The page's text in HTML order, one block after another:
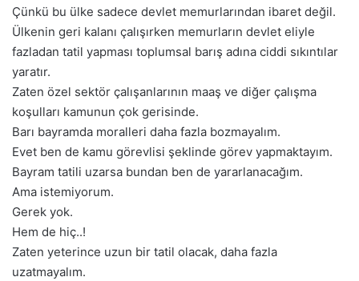
Çünkü bu ülke sadece devlet memurlarından ibaret değil.
Ülkenin geri kalanı çalışırken memurların devlet eliyle
fazladan tatil yapması toplumsal barış adına ciddi sıkıntılar
yaratır.
Zaten özel sektör çalışanlarının maaş ve diğer çalışma
koşulları kamunun çok gerisinde.
Barı bayramda moralleri daha fazla bozmayalım.
Evet ben de kamu görevlisi şeklinde görev yapmaktayım.
Bayram tatili uzarsa bundan ben de yararlanacağım.
Ama istemiyorum.
Gerek yok.
Hem de hiç..!
Zaten yeterince uzun bir tatil olacak, daha fazla
uzatmayalım.